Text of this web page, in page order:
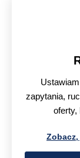
zapytania,
oferty,